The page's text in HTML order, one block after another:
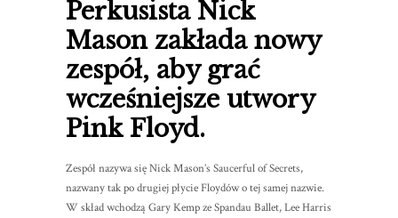
Perkusista Nick
Mason zakłada nowy
zespół, aby grać
wcześniejsze utwory
Pink Floyd.
Zespół nazywa się Nick Mason’s Saucerful of Secrets,
nazwany tak po drugiej płycie Floydów o tej samej nazwie.
W skład wchodzą Gary Kemp ze Spandau Ballet, Lee Harris